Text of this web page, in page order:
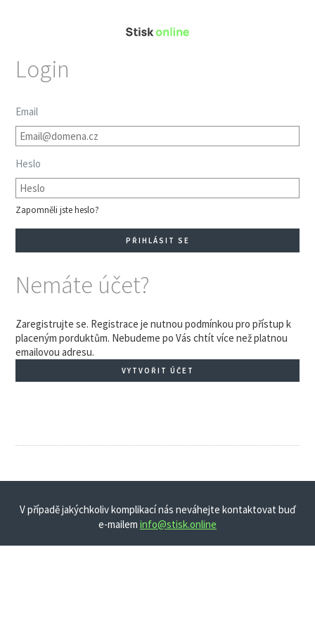
Login
Email
Heslo
Zapomněli jste heslo?
Nemáte účet?
Zaregistrujte se. Registrace je nutnou podmínkou pro přístup k
placeným porduktům. Nebudeme po Vás chtít více než platnou
emailovou adresu.
VYTVOŘIT ÚČET
V případě jakýchkoliv komplikací nás neváhejte kontaktovat buď
e-mailem info@stisk.online